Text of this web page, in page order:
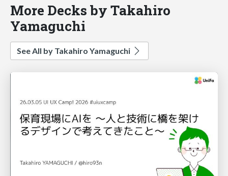
More Decks by Takahiro
Yamaguchi
See All by Takahiro Yamaguchi